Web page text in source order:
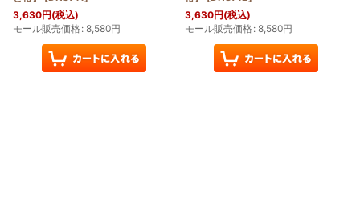
3,630円(税込)
モール販売価格: 8,580円
3,630円(税込)
モール販売価格: 8,580円